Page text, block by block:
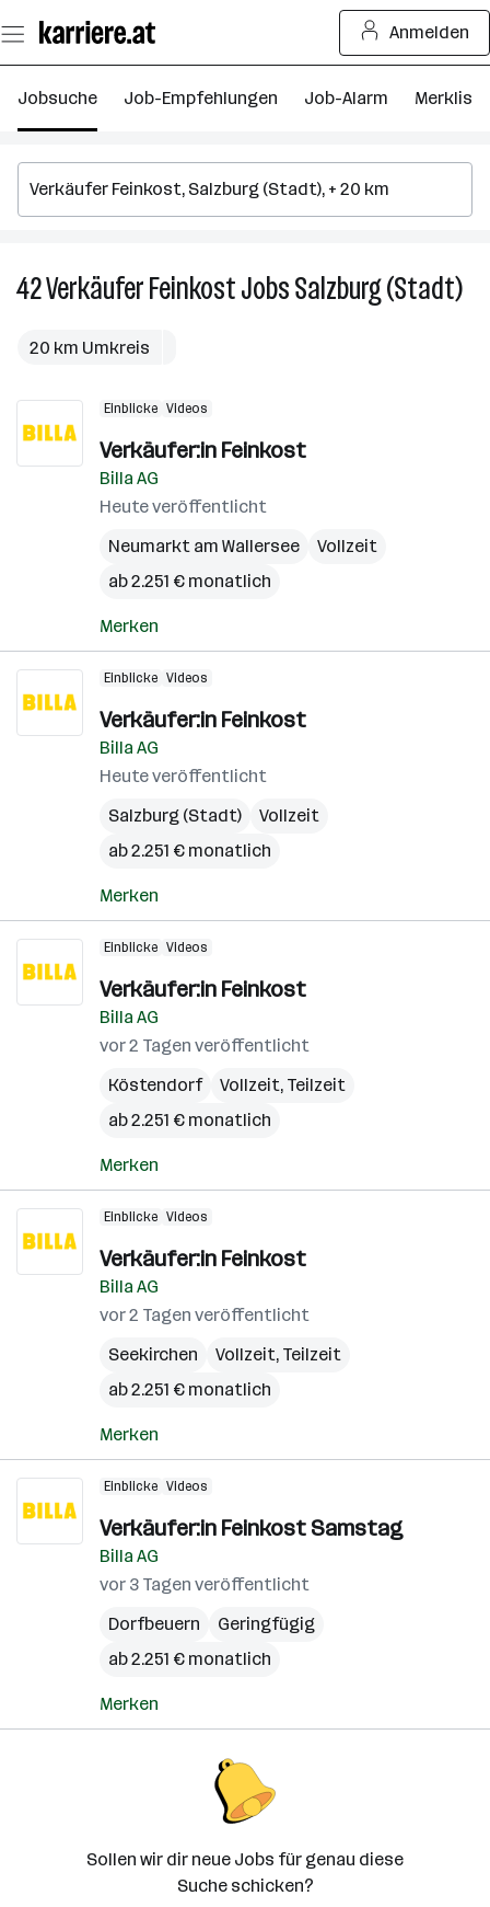
Seiteninhalt
springen
Anmelden
Jobsuche Job-Empfehlungen Job-Alarm Merkliste
42Verkäufer FeinkostJobsSalzburg (Stadt)42
20 km Umkreis
Einblicke Videos
Verkäufer:in Feinkost
Billa AG
Heute veröffentlicht
Neumarkt am Wallersee
Vollzeit
ab 2.251 € monatlich
Merken
Einblicke Videos
Verkäufer:in Feinkost
Billa AG
Heute veröffentlicht
Salzburg (Stadt)
Vollzeit
ab 2.251 € monatlich
Merken
Einblicke Videos
Verkäufer:in Feinkost
Billa AG
vor 2 Tagen veröffentlicht
Köstendorf
Vollzeit, Teilzeit
ab 2.251 € monatlich
Merken
Einblicke Videos
Verkäufer:in Feinkost
Billa AG
vor 2 Tagen veröffentlicht
Seekirchen
Vollzeit, Teilzeit
ab 2.251 € monatlich
Merken
Einblicke Videos
Verkäufer:in Feinkost Samstag
Billa AG
vor 3 Tagen veröffentlicht
Dorfbeuern
Geringfügig
ab 2.251 € monatlich
Merken
Sollen wir dir neue Jobs für genau diese
Suche schicken?